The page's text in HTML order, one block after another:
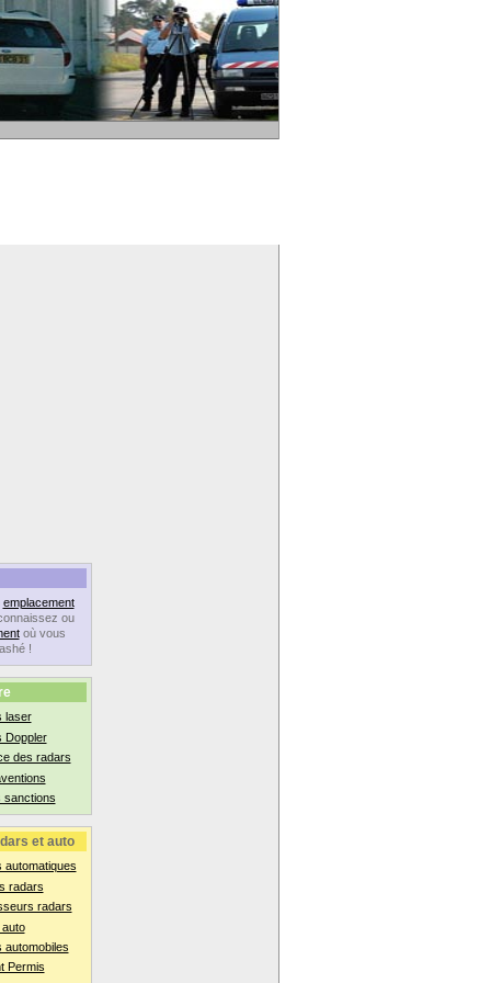
emplacement
ou
où vous
!
laser
Doppler
des radars
sanctions
et auto
automatiques
radars
radars
automobiles
Permis